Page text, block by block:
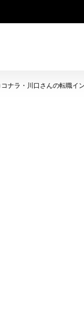
ナラ・川口さんの転職イ